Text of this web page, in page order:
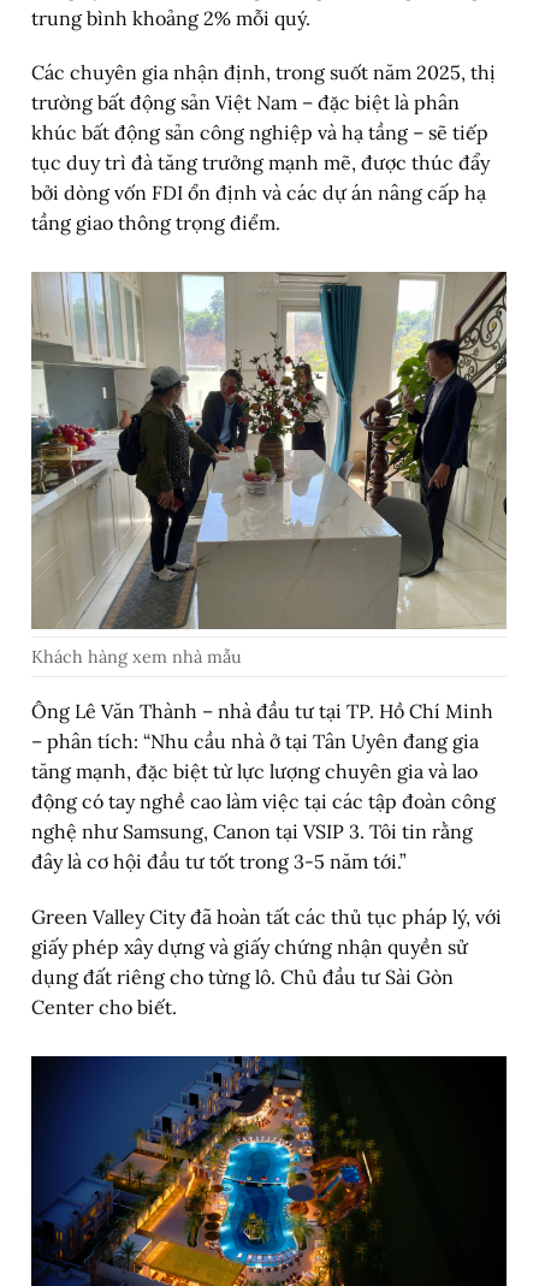
trung bình khoảng 2% mỗi quý.
Các chuyên gia nhận định, trong suốt năm 2025, thị
trường bất động sản Việt Nam – đặc biệt là phân
khúc bất động sản công nghiệp và hạ tầng – sẽ tiếp
tục duy trì đà tăng trưởng mạnh mẽ, được thúc đẩy
bởi dòng vốn FDI ổn định và các dự án nâng cấp hạ
tầng giao thông trọng điểm.
Khách hàng xem nhà mẫu
Ông Lê Văn Thành – nhà đầu tư tại TP. Hồ Chí Minh
– phân tích: “Nhu cầu nhà ở tại Tân Uyên đang gia
tăng mạnh, đặc biệt từ lực lượng chuyên gia và lao
động có tay nghề cao làm việc tại các tập đoàn công
nghệ như Samsung, Canon tại VSIP 3. Tôi tin rằng
đây là cơ hội đầu tư tốt trong 3-5 năm tới.”
Green Valley City đã hoàn tất các thủ tục pháp lý, với
giấy phép xây dựng và giấy chứng nhận quyền sử
dụng đất riêng cho từng lô. Chủ đầu tư Sài Gòn
Center cho biết.